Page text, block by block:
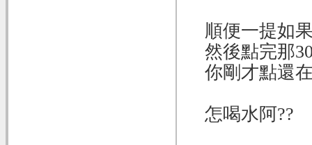
順便一提如
然後點完那
你剛才點還
怎喝水阿??